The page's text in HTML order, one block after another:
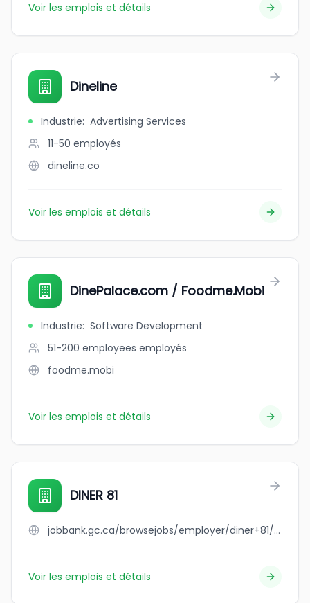
Voir les emplois et détails
Dineline
Industrie: Advertising Services
11-50 employés
dineline.co
Voir les emplois et détails
DinePalace.com / Foodme.Mobi
Industrie: Software Development
51-200 employees employés
foodme.mobi
Voir les emplois et détails
DINER 81
jobbank.gc.ca/browsejobs/employer/diner+81/ca
Voir les emplois et détails